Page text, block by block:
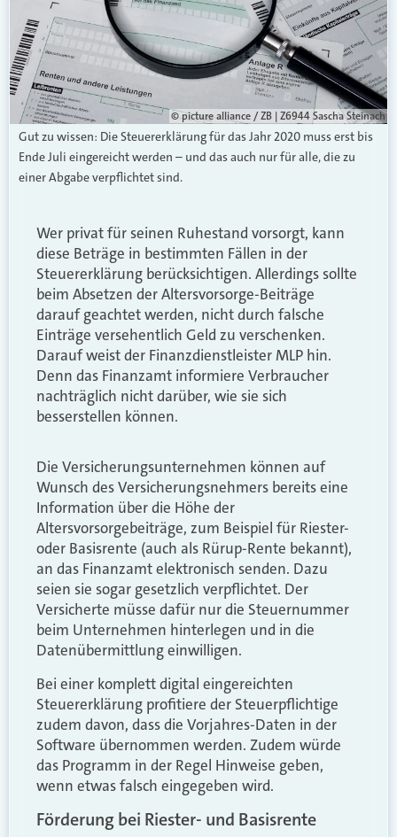
© picture alliance / ZB | Z6944 Sascha Steinach
Gut zu wissen: Die Steuererklärung für das Jahr 2020 muss erst bis
Ende Juli eingereicht werden – und das auch nur für alle, die zu
einer Abgabe verpflichtet sind.
Wer privat für seinen Ruhestand vorsorgt, kann
diese Beträge in bestimmten Fällen in der
Steuererklärung berücksichtigen. Allerdings sollte
beim Absetzen der Altersvorsorge-Beiträge
darauf geachtet werden, nicht durch falsche
Einträge versehentlich Geld zu verschenken.
Darauf weist der Finanzdienstleister MLP hin.
Denn das Finanzamt informiere Verbraucher
nachträglich nicht darüber, wie sie sich
besserstellen können.
Die Versicherungsunternehmen können auf
Wunsch des Versicherungsnehmers bereits eine
Information über die Höhe der
Altersvorsorgebeiträge, zum Beispiel für Riester-
oder Basisrente (auch als Rürup-Rente bekannt),
an das Finanzamt elektronisch senden. Dazu
seien sie sogar gesetzlich verpflichtet. Der
Versicherte müsse dafür nur die Steuernummer
beim Unternehmen hinterlegen und in die
Datenübermittlung einwilligen.
Bei einer komplett digital eingereichten
Steuererklärung profitiere der Steuerpflichtige
zudem davon, dass die Vorjahres-Daten in der
Software übernommen werden. Zudem würde
das Programm in der Regel Hinweise geben,
wenn etwas falsch eingegeben wird.
Förderung bei Riester- und Basisrente